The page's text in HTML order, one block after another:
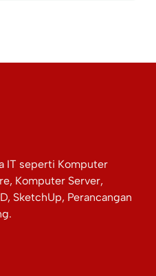
IT seperti Komputer
Komputer Server,
SketchUp, Perancangan